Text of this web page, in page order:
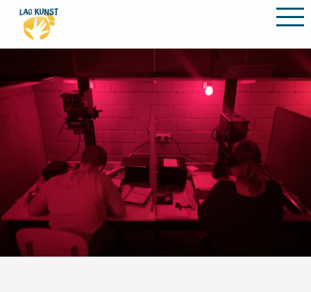
VEREIN
ABLAUF & INFOS
SOMMERAKADEMIE
LEHRENDE
ORTE
KONTAKT